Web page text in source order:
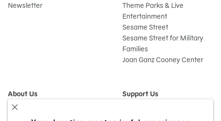
Newsletter
Theme Parks & Live
Entertainment
Sesame Street
Sesame Street for Military
Families
Joan Ganz Cooney Center
About Us
Mission and History
Support Us